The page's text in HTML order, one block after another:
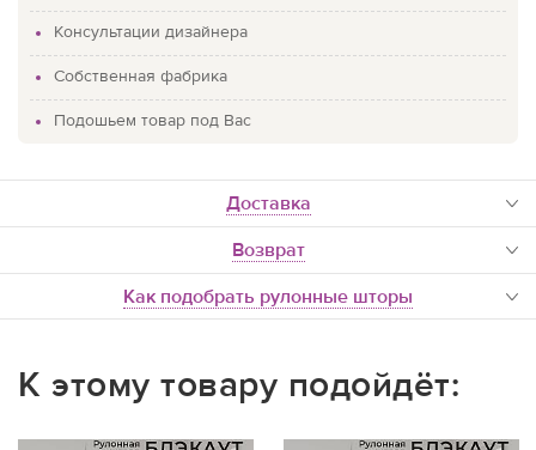
Консультации дизайнера
Собственная фабрика
Подошьем товар под Вас
доставка
Возврат
Как подобрать рулонные шторы
К этому товару подойдёт: